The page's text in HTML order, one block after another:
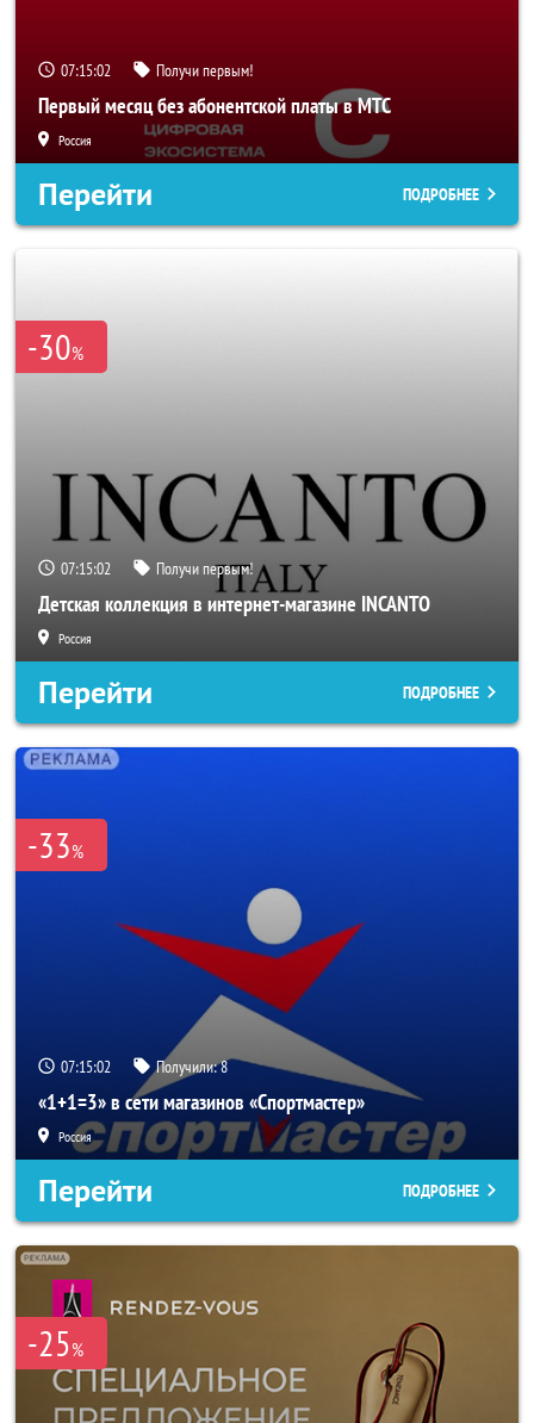
07:15:00 Получи первым!
Первый месяц без абонентской платы в МТС
Россия
Перейти ПОДРОБНЕЕ
-30%
07:15:00 Получи первым!
Детская коллекция в интернет-магазине INCANTO
Россия
Перейти ПОДРОБНЕЕ
-33%
07:15:00 Получили:8
«1+1=3» в сети магазинов «Спортмастер»
Россия
Перейти ПОДРОБНЕЕ
-25%